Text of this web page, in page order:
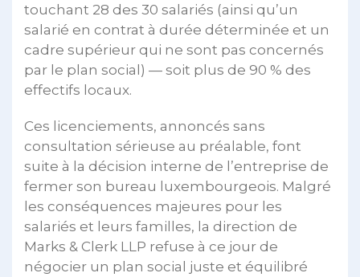
touchant 28 des 30 salariés (ainsi qu’un
salarié en contrat à durée déterminée et un
cadre supérieur qui ne sont pas concernés
par le plan social) — soit plus de 90 % des
effectifs locaux.
Ces licenciements, annoncés sans
consultation sérieuse au préalable, font
suite à la décision interne de l’entreprise de
fermer son bureau luxembourgeois. Malgré
les conséquences majeures pour les
salariés et leurs familles, la direction de
Marks & Clerk LLP refuse à ce jour de
négocier un plan social juste et équilibré